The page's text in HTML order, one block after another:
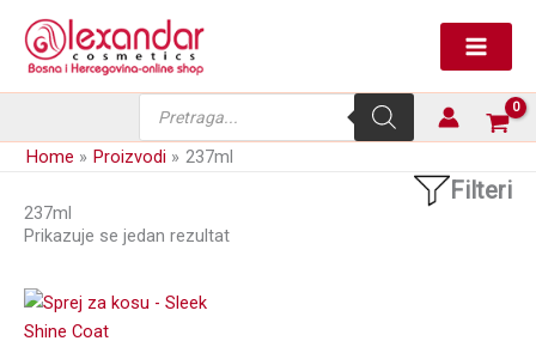
content
search
Home Proizvodi 237ml
237ml
Filteri
Prikazuje se jedan rezultat